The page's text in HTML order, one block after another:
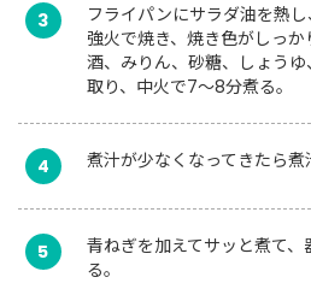
3
フライパンにサラダ油を熱
強火で焼き、焼き色がしっか
酒、みりん、砂糖、しょう
取り、中火で7～8分煮る。
4 煮汁が少なくなってきたら煮
5
青ねぎを加えてサッと煮て
る。